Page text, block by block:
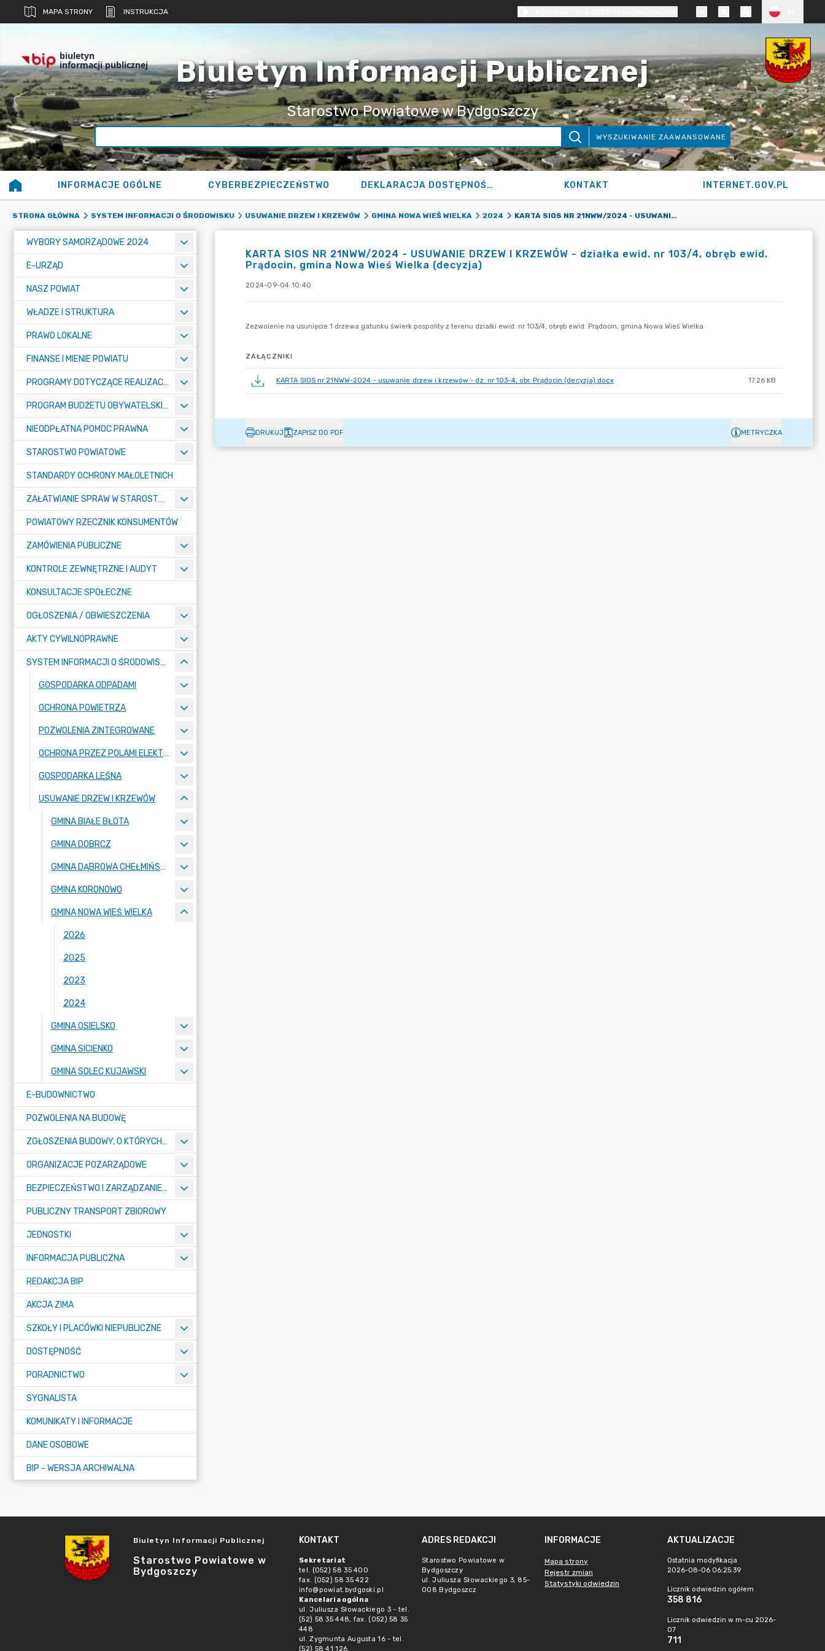
MAPA STRONY INSTRUKCJA
biuletyn
informacji publicznej Biuletyn Informacji Publicznej
Starostwo Powiatowe w Bydgoszczy
WYSZUKIWANIE ZAAWANSOWANE
INFORMACJE OGÓLNE CYBERBEZPIECZEŃSTWO DEKLARACJA DOSTĘPNOŚCI KONTAKT INTERNET.GOV.PL
STRONA GŁÓWNA SYSTEM INFORMACJI O ŚRODOWISKU USUWANIE DRZEW I KRZEWÓW GMINA NOWA WIEŚ WIELKA 2024 KARTA SIOS NR 21NWW/2024 - USUWANIE DRZEW I KRZEWÓW - DZIAŁKA EWID. NR 103/4, OBRĘB EWID. PRĄDOCIN, GMINA NOWA WIEŚ WIELKA (DECYZJA)
WYBORY SAMORZĄDOWE 2024
E-URZĄD
NASZ POWIAT
WŁADZE I STRUKTURA
PRAWO LOKALNE
FINANSE I MIENIE POWIATU
PROGRAMY DOTYCZĄCE REALIZACJI ZADAŃ PUBLICZNYCH
PROGRAM BUDŻETU OBYWATELSKIEGO POWIATU BYDGOSKIEGO
NIEODPŁATNA POMOC PRAWNA
STAROSTWO POWIATOWE
STANDARDY OCHRONY MAŁOLETNICH
ZAŁATWIANIE SPRAW W STAROSTWIE
POWIATOWY RZECZNIK KONSUMENTÓW
ZAMÓWIENIA PUBLICZNE
KONTROLE ZEWNĘTRZNE I AUDYT
KONSULTACJE SPOŁECZNE
OGŁOSZENIA / OBWIESZCZENIA
AKTY CYWILNOPRAWNE
SYSTEM INFORMACJI O ŚRODOWISKU
GOSPODARKA ODPADAMI
OCHRONA POWIETRZA
POZWOLENIA ZINTEGROWANE
OCHRONA PRZEZ POLAMI ELEKTROMAGNETYCZNYMI
GOSPODARKA LEŚNA
USUWANIE DRZEW I KRZEWÓW
GMINA BIAŁE BŁOTA
GMINA DOBRCZ
GMINA DĄBROWA CHEŁMIŃSKA
GMINA KORONOWO
GMINA NOWA WIEŚ WIELKA
2026
2025
2023
2024
GMINA OSIELSKO
GMINA SICIENKO
GMINA SOLEC KUJAWSKI
E-BUDOWNICTWO
POZWOLENIA NA BUDOWĘ
ZGŁOSZENIA BUDOWY, O KTÓRYCH MOWA W ART. 29 UST. 1 PKT 1A, 2B I 19A USTAWY PRAWO BUDOWLANE
ORGANIZACJE POZARZĄDOWE
BEZPIECZEŃSTWO I ZARZĄDZANIE KRYZYSOWE
PUBLICZNY TRANSPORT ZBIOROWY
JEDNOSTKI
INFORMACJA PUBLICZNA
REDAKCJA BIP
AKCJA ZIMA
SZKOŁY I PLACÓWKI NIEPUBLICZNE
DOSTĘPNOŚĆ
PORADNICTWO
SYGNALISTA
KOMUNIKATY I INFORMACJE
DANE OSOBOWE
BIP - WERSJA ARCHIWALNA
KARTA SIOS NR 21NWW/2024 - USUWANIE DRZEW I KRZEWÓW - działka ewid. nr 103/4, obręb ewid.
Prądocin, gmina Nowa Wieś Wielka (decyzja)
2024-09-04 10:40
ZAŁĄCZNIKI
KARTA SIOS nr 21NWW-2024 - usuwanie drzew i krzewów - dz. nr 103-4, obr. Prądocin (decyzja).docx 17.26 KB
DRUKUJ ZAPISZ DO PDF METRYCZKA
Biuletyn Informacji Publicznej
Starostwo Powiatowe w
Bydgoszczy
KONTAKT
Sekretariat
tel. (052) 58 35 400
fax. (052) 58 35 422
info@powiat.bydgoski.pl
Kancelaria ogólna
ul. Juliusza Słowackiego 3 - tel.
(52) 58 35 448, fax. (052) 58 35
448
ul. Zygmunta Augusta 16 - tel.
(52) 58 41 126
ADRES REDAKCJI
Starostwo Powiatowe w
Bydgoszczy
ul. Juliusza Słowackiego 3, 85-
008 Bydgoszcz
INFORMACJE
Mapa strony
Rejestr zmian
Statystyki odwiedzin
AKTUALIZACJE
Ostatnia modyfikacja
2026-08-06 06:25:39
Licznik odwiedzin ogółem
358 816
Licznik odwiedzin w m-cu 2026-
07
711